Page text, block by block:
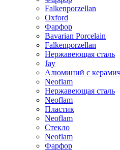
Falkenporzellan
Oxford
Фарфор
Bavarian Porcelain
Falkenporzellan
Нержавеющая сталь
Jay
Алюминий с
Neoflam
Нержавеющая сталь
Neoflam
Пластик
Neoflam
Стекло
Neoflam
Фарфор